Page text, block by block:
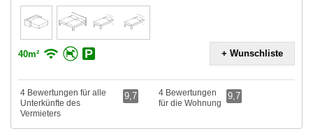
40m² + Wunschliste
4 Bewertungen für alle
Unterkünfte des
Vermieters
9,7
4 Bewertungen
für die Wohnung
9,7